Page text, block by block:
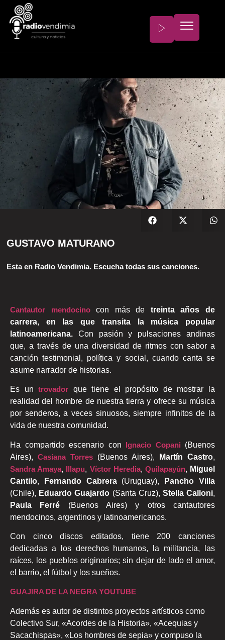
GUSTAVO MATURANO
Esta en Radio Vendimia. Escucha todas sus canciones.
Cantautor mendocinocon más de treinta años de
carrera, en las que transita la música popular
latinoamericana. Con pasión y pulsaciones andinas
que, a través de una diversidad de ritmos con sabor a
canción testimonial, política y social, cuando canta se
asume narrador de historias.
Es untrovador que tiene el propósito de mostrar la
realidad del hombre de nuestra tierra y ofrece su música
por senderos, a veces sinuosos, siempre infinitos de la
vida de nuestra comunidad.
Ha compartido escenario con Ignacio Copani (Buenos
Aires), Casiana Torres (Buenos Aires), Martín Castro,
Sandra Amaya, Illapu, Víctor Heredia, Quilapayún, Miguel
Cantilo, Fernando Cabrera(Uruguay),
Pancho Villa
(Chile), Eduardo Guajardo (Santa Cruz), Stella Calloni,
Paula Ferré (Buenos Aires) y otros cantautores
mendocinos, argentinos y latinoamericanos.
Con cinco discos editados, tiene 200 canciones
dedicadas a los derechos humanos, la militancia, las
raíces, los pueblos originarios; sin dejar de lado el amor,
el barrio, el fútbol y los sueños.
GUAJIRA DE LA NEGRA YOUTUBE
Además es autor de distintos proyectos artísticos como
Colectivo Sur, «Acordes de la Historia», «Acequias y
Sacachispas», «Los hombres de sepia» y compuso la